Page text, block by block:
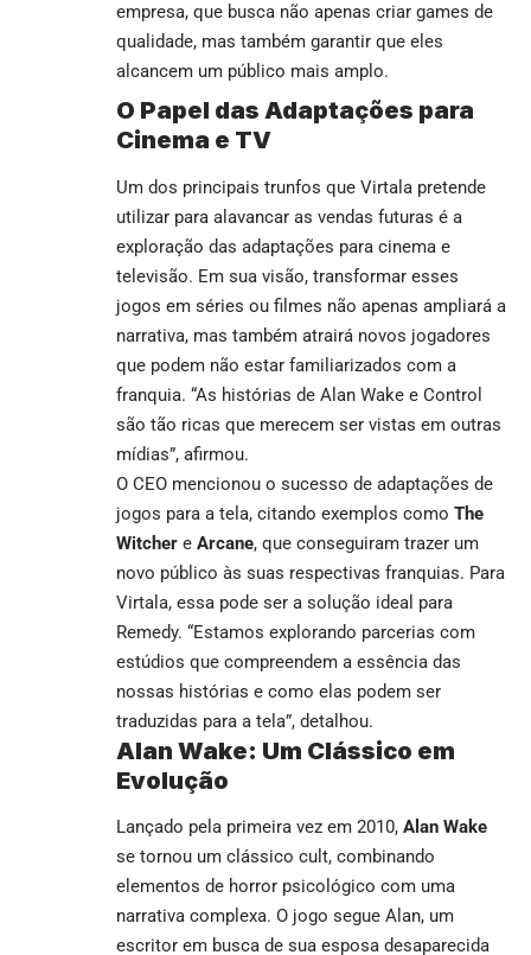
empresa, que busca não apenas criar games de
qualidade, mas também garantir que eles
alcancem um público mais amplo.
O Papel das Adaptações para
Cinema e TV
Um dos principais trunfos que Virtala pretende
utilizar para alavancar as vendas futuras é a
exploração das adaptações para cinema e
televisão. Em sua visão, transformar esses
jogos em séries ou filmes não apenas ampliará a
narrativa, mas também atrairá novos jogadores
que podem não estar familiarizados com a
franquia. “As histórias de Alan Wake e Control
são tão ricas que merecem ser vistas em outras
mídias”, afirmou.
O CEO mencionou o sucesso de adaptações de
jogos para a tela, citando exemplos como The
Witcher e Arcane, que conseguiram trazer um
novo público às suas respectivas franquias. Para
Virtala, essa pode ser a solução ideal para
Remedy. “Estamos explorando parcerias com
estúdios que compreendem a essência das
nossas histórias e como elas podem ser
traduzidas para a tela”, detalhou.
Alan Wake: Um Clássico em
Evolução
Lançado pela primeira vez em 2010, Alan Wake
se tornou um clássico cult, combinando
elementos de horror psicológico com uma
narrativa complexa. O jogo segue Alan, um
escritor em busca de sua esposa desaparecida